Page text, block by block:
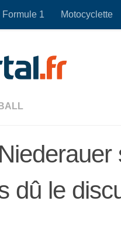
Formule 1 Motocyclette
dû le